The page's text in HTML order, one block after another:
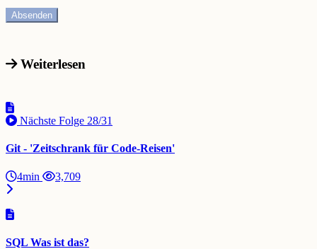
Weiterlesen
Nächste Folge 28/31
Git - 'Zeitschrank für Code-Reisen'
4min 3,709
SQL Was ist das?